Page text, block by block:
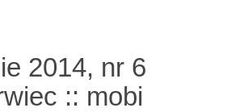
2014, nr 6
:: mobi